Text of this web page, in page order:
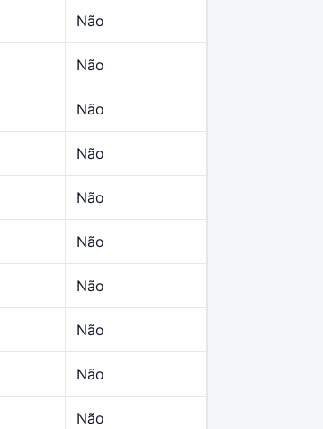
Não
Não
Não
Não
Não
Não
Não
Não
Não
Não